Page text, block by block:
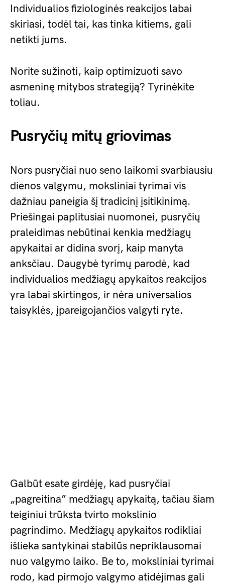
Individualios fiziologinės reakcijos labai
skiriasi, todėl tai, kas tinka kitiems, gali
netikti jums.
Norite sužinoti, kaip optimizuoti savo
asmeninę mitybos strategiją? Tyrinėkite
toliau.
Pusryčių mitų griovimas
Nors pusryčiai nuo seno laikomi svarbiausiu
dienos valgymu, moksliniai tyrimai vis
dažniau paneigia šį tradicinį įsitikinimą.
Priešingai paplitusiai nuomonei, pusryčių
praleidimas nebūtinai kenkia medžiagų
apykaitai ar didina svorį, kaip manyta
anksčiau. Daugybė tyrimų parodė, kad
individualios medžiagų apykaitos reakcijos
yra labai skirtingos, ir nėra universalios
taisyklės, įpareigojančios valgyti ryte.
Galbūt esate girdėję, kad pusryčiai
„pagreitina” medžiagų apykaitą, tačiau šiam
teiginiui trūksta tvirto mokslinio
pagrindimo. Medžiagų apykaitos rodikliai
išlieka santykinai stabilūs nepriklausomai
nuo valgymo laiko. Be to, moksliniai tyrimai
rodo, kad pirmojo valgymo atidėjimas gali